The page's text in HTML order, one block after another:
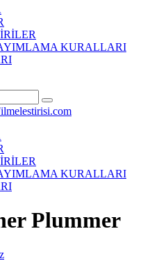
KURALLARI
KURALLARI
Plummer